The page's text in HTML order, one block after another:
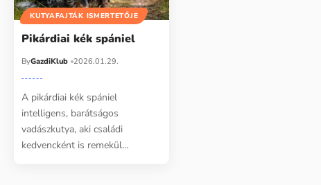
KUTYAFAJTÁK ISMERTETŐJE
Pikárdiai kék spániel
ByGazdiKlub 2026.01.29.
A pikárdiai kék spániel
intelligens, barátságos
vadászkutya, aki családi
kedvencként is remekül…